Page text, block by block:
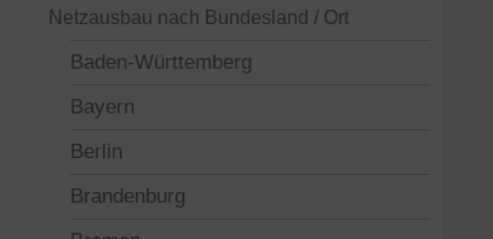
Netzausbau nach Bundesland / Ort
Baden-Württemberg
Bayern
Berlin
Brandenburg